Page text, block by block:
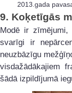
2013.gada
9. Koķetīgās
Modē ir
svarīgi ir
neuzbāzīgu
visdažādākajiem
šādā izpildījumā